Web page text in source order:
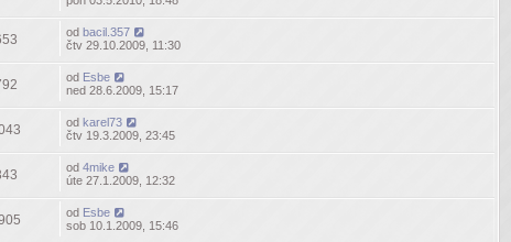
odbacil.357
čtv 29.10.2009, 11:30
od Esbe
ned 28.6.2009, 15:17
odkarel73
čtv 19.3.2009, 23:45
od4mike
úte 27.1.2009, 12:32
od Esbe
sob 10.1.2009, 15:46